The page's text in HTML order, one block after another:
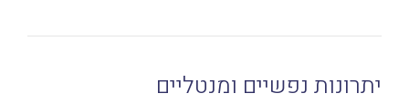
יתרונות נפשיים ומנטליים